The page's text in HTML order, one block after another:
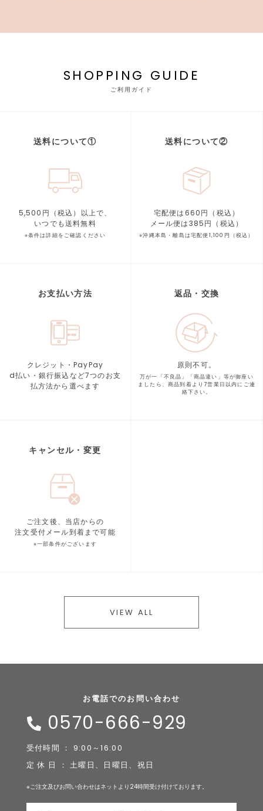
SHOPPING GUIDE
ご利用ガイド
送料について①
5,500円（税込）以上で、
いつでも送料無料
※条件は詳細をご確認ください
送料について②
宅配便は660円（税込）
メール便は385円（税込）
※沖縄本島・離島は宅配便1,100円（税込）
お支払い方法
クレジット・PayPay
d払い・銀行振込など7つのお支
払方法から選べます
返品・交換
原則不可。
万が一「不良品」「商品違い」等が御座い
ましたら、商品到着より7営業日以内にご連
絡下さい。
キャンセル・変更
ご注文後、当店からの
注文受付メール到着まで可能
※一部条件がございます
VIEW ALL
お電話でのお問い合わせ
0570-666-929
受付時間 ： 9:00～16:00
定 休 日 ： 土曜日、日曜日、祝日
※ご注文及びお問い合わせはネットより24時間受け付けております。